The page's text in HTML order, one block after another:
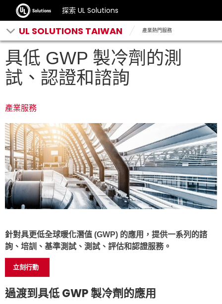
探索 UL Solutions
UL SOLUTIONS TAIWAN 產業熱門服務
具低 GWP 製冷劑的測
試、認證和諮詢
產業服務
針對具更低全球暖化潛值 (GWP) 的應用，提供一系列的諮
詢、培訓、基準測試、測試、評估和認證服務。
立刻行動
過渡到具低 GWP 製冷劑的應用